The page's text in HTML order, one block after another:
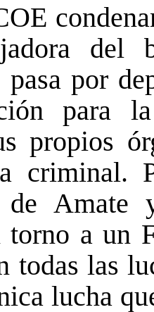
del
por
para
propios
criminal.
de
torno a un
todas las
lucha